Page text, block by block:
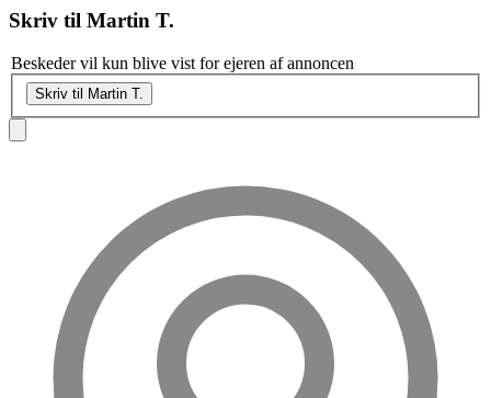
Skriv til Martin T.
Beskeder vil kun blive vist for ejeren af annoncen
Skriv til Martin T.